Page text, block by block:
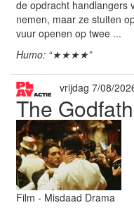
de opdracht handlangers
nemen, maar ze stuiten
vuur openen op twee ...
Humo: “★★★★”
vrijdag 7/08/
The
Film - Misdaad Drama